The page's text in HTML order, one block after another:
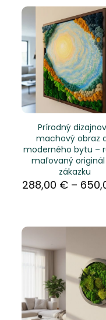
Prírodný
machový obraz
moderného bytu –
maľovaný
zákazku
288,00 € –